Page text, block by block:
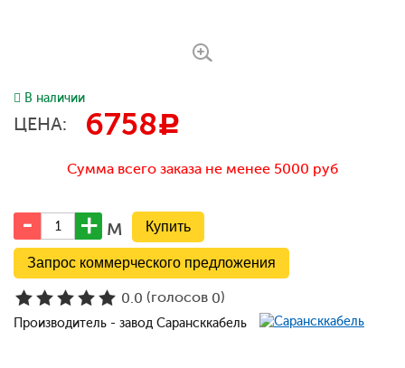
В наличии
ЦЕНА: 6758c
Сумма всего заказа не менее 5000 руб
м
Запрос коммерческого предложения
0.0 (голосов 0)
Производитель - завод Сарансккабель